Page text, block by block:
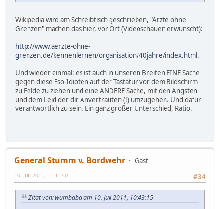
Wikipedia wird am Schreibtisch geschrieben, "Ärzte ohne
Grenzen" machen das hier, vor Ort (Videoschauen erwünscht):
http://www.aerzte-ohne-
grenzen.de/kennenlernen/organisation/40jahre/index.html.
Und wieder einmal: es ist auch in unseren Breiten EINE Sache
gegen diese Eso-Idioten auf der Tastatur vor dem Bildschirm
zu Felde zu ziehen und eine ANDERE Sache, mit den Ängsten
und dem Leid der dir Anvertrauten (!) umzugehen. Und dafür
verantwortlich zu sein. Ein ganz großer Unterschied, Ratio.
General Stumm v. Bordwehr
Gast
#34
10. Juli 2011, 11:31:40
Zitat von: wumbaba am 10. Juli 2011, 10:43:15